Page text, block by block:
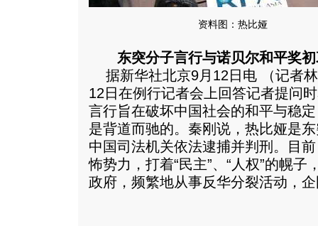
资料图：热比娅
东突分子言行与诺贝尔和平奖
据新华社北京9月12日电 （记者
12日在例行记者会上回答记者提问
言行旨在破坏中国社会的和平与稳
是背道而驰的。秦刚说，热比娅是
中国司法机关依法逮捕并判刑。目
怖势力，打着“民主”、“人权”的幌
政府，频繁地从事反华分裂活动，